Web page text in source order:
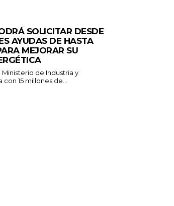
SOLICITAR DESDE
AYUDAS DE HASTA
MEJORAR SU
de Industria y
15 millones de...